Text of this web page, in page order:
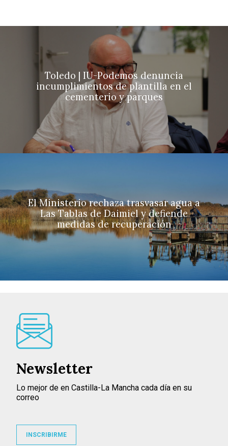
Toledo | IU-Podemos denuncia
incumplimientos de plantilla en el
cementerio y parques
El Ministerio rechaza trasvasar agua a
Las Tablas de Daimiel y defiende
medidas de recuperación
Newsletter
Lo mejor de en Castilla-La Mancha cada día en su
correo
INSCRIBIRME